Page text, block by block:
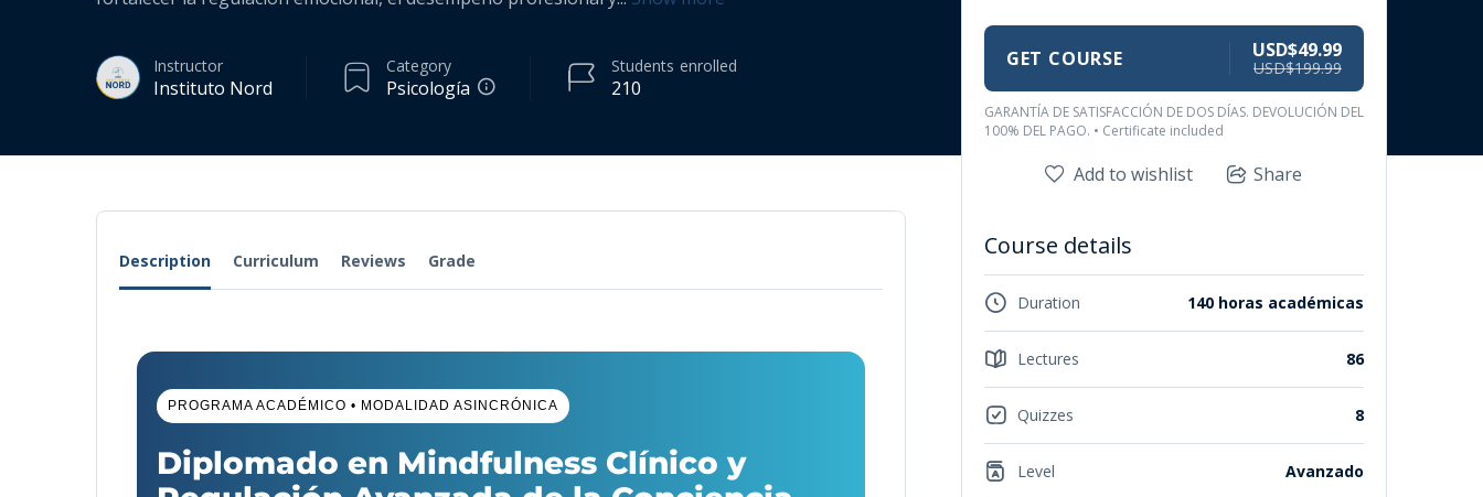
Instructor
Instituto Nord
Category
Psicología 210
Students enrolled
Description Curriculum Reviews Grade
PROGRAMA ACADÉMICO • MODALIDAD ASINCRÓNICA
Diplomado en Mindfulness Clínico y
GET COURSE USD$49.99
USD$199.99
GARANTÍA DE SATISFACCIÓN DE DOS DÍAS. DEVOLUCIÓN DEL
100% DEL PAGO. • Certificate included
Add to wishlist Share
Course details
Duration 140 horas académicas
Lectures 86
Quizzes 8
Level Avanzado